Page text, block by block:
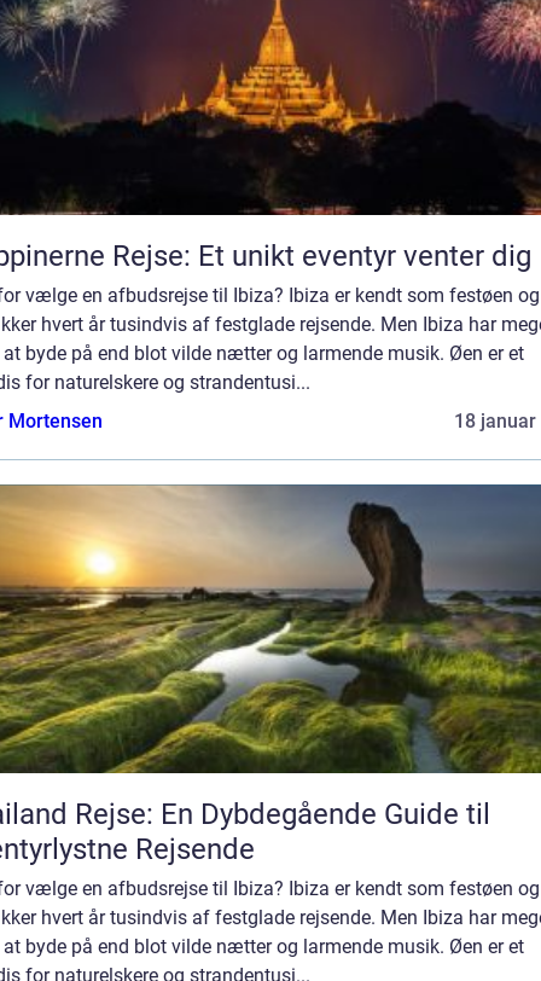
Rejse: Et unikt eventyr venter dig
vælge en afbudsrejse til Ibiza? Ibiza er kendt som festøen og
hvert år tusindvis af festglade rejsende. Men Ibiza har
at byde på end blot vilde nætter og larmende musik. Øen er et
for naturelskere og strandentusi...
Mortensen
18 januar
Rejse: En Dybdegående Guide til
Rejsende
vælge en afbudsrejse til Ibiza? Ibiza er kendt som festøen og
hvert år tusindvis af festglade rejsende. Men Ibiza har
at byde på end blot vilde nætter og larmende musik. Øen er et
for naturelskere og strandentusi...